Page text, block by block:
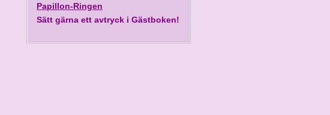
Papillon-Ringen
Sätt gärna ett avtryck i Gästboken!